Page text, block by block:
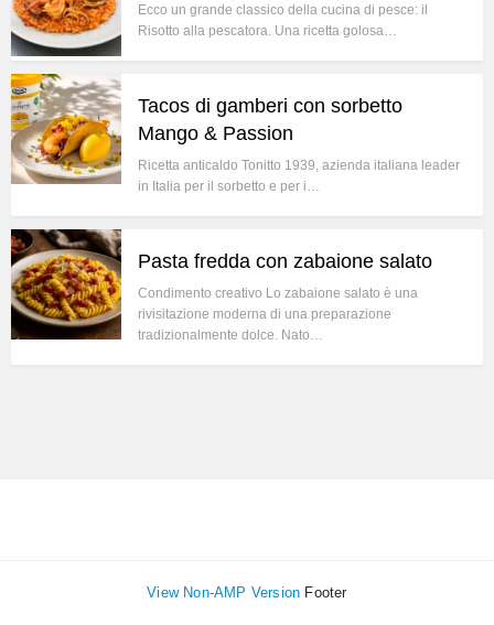
Ecco un grande classico della cucina di pesce: il
Risotto alla pescatora. Una ricetta golosa…
Tacos di gamberi con sorbetto
Mango & Passion
Ricetta anticaldo Tonitto 1939, azienda italiana leader
in Italia per il sorbetto e per i…
Pasta fredda con zabaione salato
Condimento creativo Lo zabaione salato è una
rivisitazione moderna di una preparazione
tradizionalmente dolce. Nato…
View Non-AMP Version Footer